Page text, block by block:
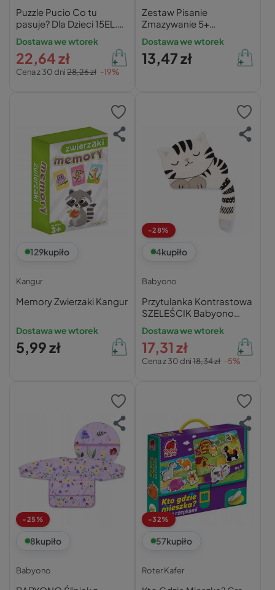
Puzzle Pucio Co tu
pasuje? Dla Dzieci 15EL.
2+ Nasza Księgarnia
Dostawa we wtorek
Cena z 30 dni28,26 zł -19%
22,64 zł
Zestaw Pisanie
Zmazywanie 5+
Alexander
Dostawa we wtorek
13,47 zł
129kupiło
Kangur
Memory Zwierzaki Kangur
Dostawa we wtorek
5,99 zł
-28%
4kupiło
Babyono
Przytulanka Kontrastowa
SZELEŚCIK Babyono
Kitty Blink & Shine
Dostawa we wtorek
Cena z 30 dni18,34 zł -5%
17,31 zł
-25%
8kupiło
Babyono
-32%
57kupiło
Roter Kafer